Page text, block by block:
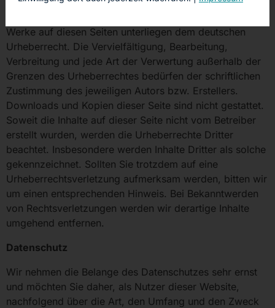
Werke auf diesen Seiten unterliegen dem deutschen
Urheberrecht. Die Vervielfältigung, Bearbeitung,
Verbreitung und jede Art der Verwertung außerhalb der
Grenzen des Urheberrechtes bedürfen der schriftlichen
Zustimmung des jeweiligen Autors bzw. Erstellers.
Downloads und Kopien dieser Seite sind nicht gestattet.
Soweit die Inhalte auf dieser Seite nicht vom Betreiber
erstellt wurden, werden die Urheberrechte Dritter
beachtet. Insbesondere werden Inhalte Dritter als solche
gekennzeichnet. Sollten Sie trotzdem auf eine
Urheberrechtsverletzung aufmerksam werden, bitten wir
um einen entsprechenden Hinweis. Bei Bekanntwerden
von Rechtsverletzungen werden wir derartige Inhalte
umgehend entfernen.
Datenschutz
Wir nehmen die Belange des Datenschutzes sehr ernst
und möchten Sie daher, als Nutzer dieser Website,
nachfolgend über die Art, den Umfang und den Zweck